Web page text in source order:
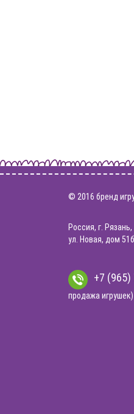
© 2016 бренд
Россия, г. Рязань,
ул. Новая, дом
+7 (965)
продажа игрушек)